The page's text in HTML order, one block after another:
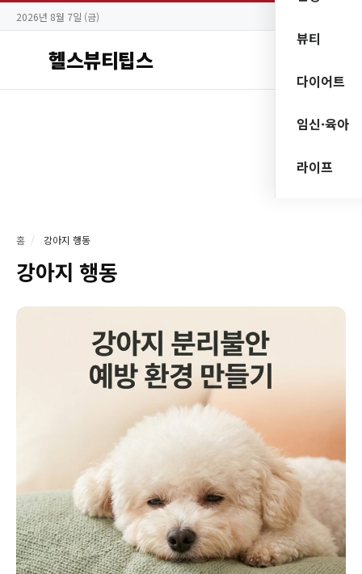
2026년 8월 7일 (금)
헬스뷰티팁스
뷰티
다이어트
임신·육아
라이프
홈 / 강아지 행동
강아지 행동